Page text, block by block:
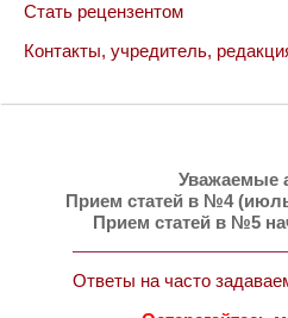
Стать рецензентом
Контакты, учредитель,
Уважаемые
Прием статей в №4
Прием статей в №5
Ответы на часто